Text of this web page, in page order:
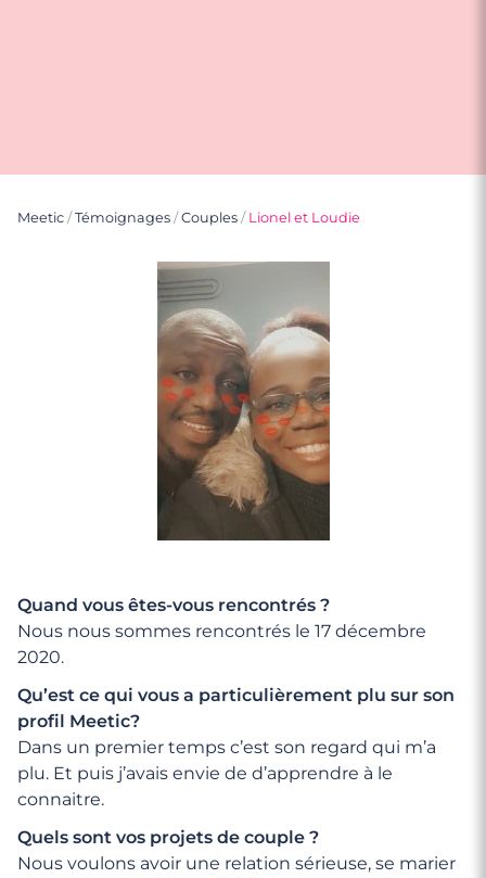
Meetic /Témoignages /Couples / Lionel et Loudie
Quand vous êtes-vous rencontrés ?
Nous nous sommes rencontrés le 17 décembre
2020.
Qu’est ce qui vous a particulièrement plu sur son
profil Meetic?
Dans un premier temps c’est son regard qui m’a
plu. Et puis j’avais envie de d’apprendre à le
connaitre.
Quels sont vos projets de couple ?
Nous voulons avoir une relation sérieuse, se marier